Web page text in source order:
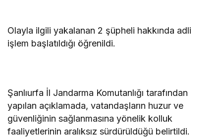
Olayla ilgili yakalanan 2 şüpheli hakkında adli
işlem başlatıldığı öğrenildi.
Şanlıurfa İl Jandarma Komutanlığı tarafından
yapılan açıklamada, vatandaşların huzur ve
güvenliğinin sağlanmasına yönelik kolluk
faaliyetlerinin aralıksız sürdürüldüğü belirtildi.